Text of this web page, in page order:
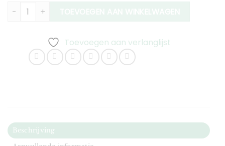
Hexa Ring Smal – Minimalistische Zilveren Hexagon Ring (2
Toevoegen aan verlanglijst
Beschrijving